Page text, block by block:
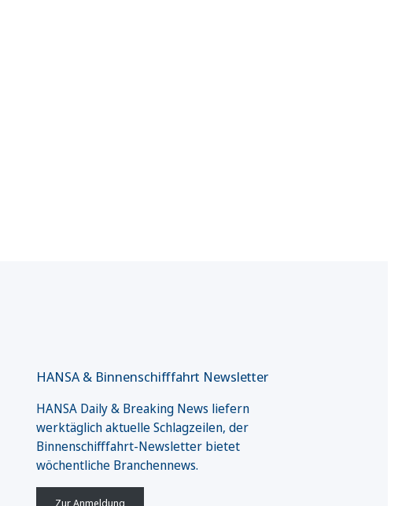
HANSA & Binnenschifffahrt Newsletter
HANSA Daily & Breaking News liefern
werktäglich aktuelle Schlagzeilen, der
Binnenschifffahrt-Newsletter bietet
wöchentliche Branchennews.
Zur Anmeldung